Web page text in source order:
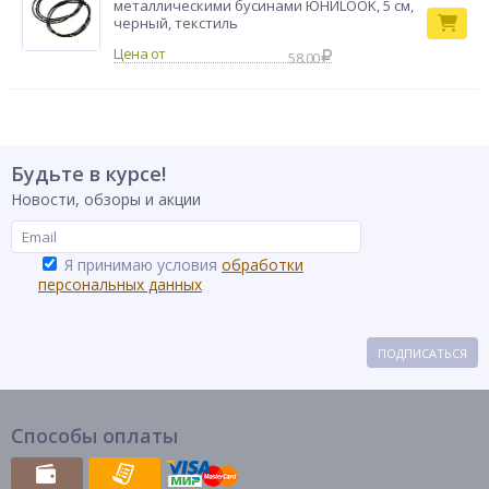
металлическими бусинами ЮНИLOOK, 5 см,
черный, текстиль
58.00
Будьте в курсе!
Новости, обзоры и акции
Я принимаю условия обработки
персональных данных
ПОДПИСАТЬСЯ
Способы оплаты